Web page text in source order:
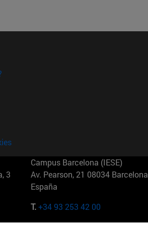
3
Campus Barcelona (IESE)
Av. Pearson, 21 08034 Barcelona
España
T.+34 93 253 42 00